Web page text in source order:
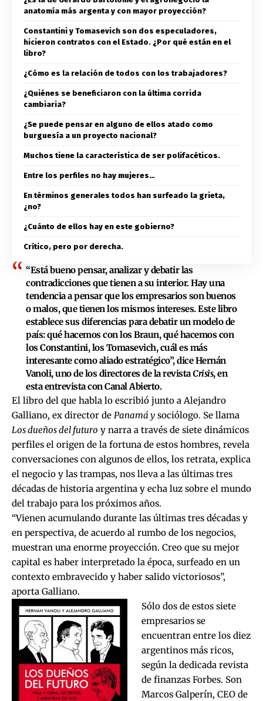
anatomía más argenta y con mayor proyección?
Constantini y Tomasevich son dos especuladores,
hicieron contratos con el Estado. ¿Por qué están en el
libro?
¿Cómo es la relación de todos con los trabajadores?
¿Quiénes se beneficiaron con la última corrida
cambiaria?
¿Se puede pensar en alguno de ellos atado como
burguesía a un proyecto nacional?
Muchos tiene la característica de ser polifacéticos.
Entre los perfiles no hay mujeres…
En términos generales todos han surfeado la grieta,
¿no?
¿Cuánto de ellos hay en este gobierno?
Crítico, pero por derecha.
“Está bueno pensar, analizar y debatir las
contradicciones que tienen a su interior. Hay una
tendencia a pensar que los empresarios son buenos
o malos, que tienen los mismos intereses. Este libro
establece sus diferencias para debatir un modelo de
país: qué hacemos con los Braun, qué hacemos con
los Constantini, los Tomasevich, cuál es más
interesante como aliado estratégico”, dice Hernán
Vanoli, uno de los directores de la revistaCrisis, en
esta entrevista conCanal Abierto.
El libro del que habla lo escribió junto a Alejandro
Galliano, ex director de Panamá y sociólogo. Se llama
Los dueños del futuro y narra a través de siete dinámicos
perfiles el origen de la fortuna de estos hombres, revela
conversaciones con algunos de ellos, los retrata, explica
el negocio y las trampas, nos lleva a las últimas tres
décadas de historia argentina y echa luz sobre el mundo
del trabajo para los próximos años.
“Vienen acumulando durante las últimas tres décadas y
en perspectiva, de acuerdo al rumbo de los negocios,
muestran una enorme proyección. Creo que su mejor
capital es haber interpretado la época, surfeado en un
contexto embravecido y haber salido victoriosos”,
aporta Galliano.
Sólo dos de estos siete
empresarios se
encuentran entre los diez
argentinos más ricos,
según la dedicada revista
de finanzas Forbes. Son
Marcos Galperín, CEO de